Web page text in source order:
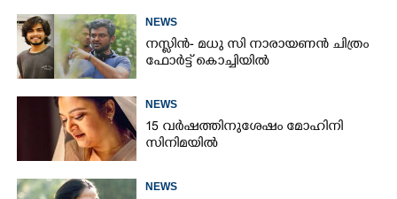
NEWS
നസ്ലിൻ- മധു സി നാരായണൻ ചിത്രം
ഫോർട്ട് കൊച്ചിയിൽ
NEWS
15 വർഷത്തിനുശേഷം മോഹിനി
സിനിമയിൽ
NEWS